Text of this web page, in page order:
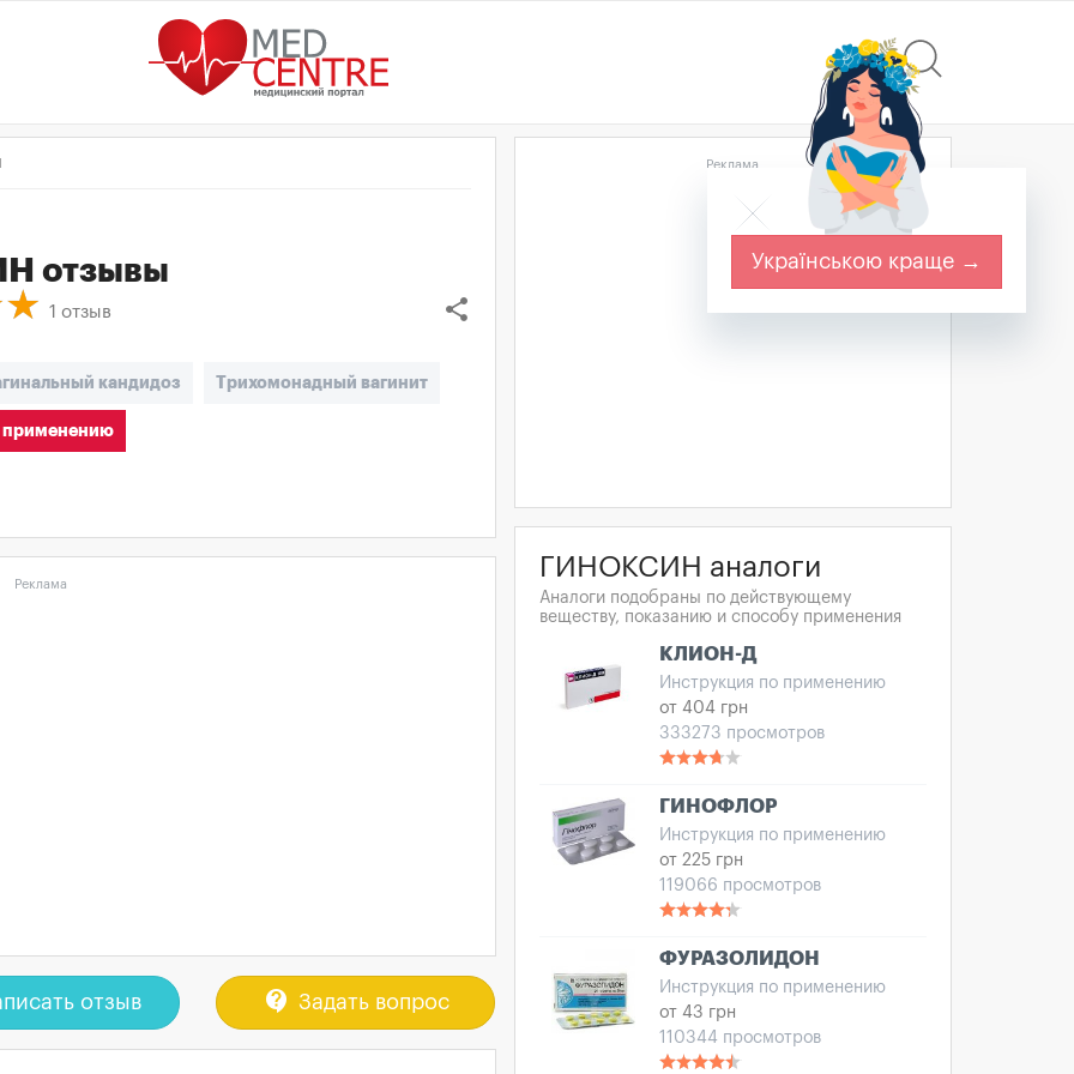
отзывы
share
1 отзыв
кандидоз Трихомонадный вагинит
применению
Реклама
отзыв contact_support Задать вопрос
Реклама
ГИНОКСИН аналоги
Аналоги подобраны по действующему
веществу, показанию и способу применения
КЛИОН-Д
Инструкция по применению
от 404 грн
333273 просмотров
ГИНОФЛОР
Инструкция по применению
от 225 грн
119066 просмотров
ФУРАЗОЛИДОН
Инструкция по применению
от 43 грн
110344 просмотров
Українською краще →